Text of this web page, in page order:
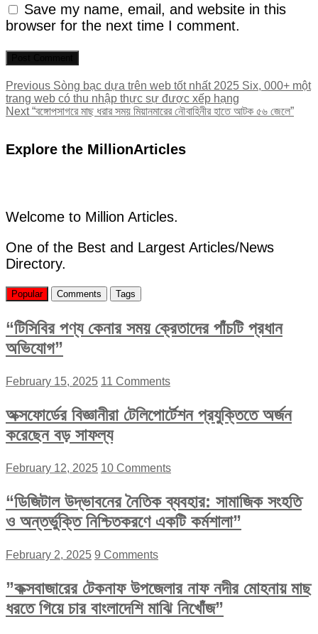
Save my name, email, and website in this
browser for the next time I comment.
Post
navigation
Previous Previous
post:
Sòng bạc dựa trên web tốt nhất 2025 Six, 000+ một
trang web có thu nhập thực sự được xếp hạng
Next Next
“বঙ্গোপসাগরে মাছ ধরার সময় মিয়ানমারের নৌবাহিনীর হাতে আটক ৫৬ জেলে”
Explore the MillionArticles
Welcome to Million Articles.
One of the Best and Largest Articles/News
Directory.
Popular Comments Tags
“টিসিবির পণ্য কেনার সময় ক্রেতাদের পাঁচটি প্রধান
অভিযোগ”
February 15, 2025 11 Comments
অক্সফোর্ডের বিজ্ঞানীরা টেলিপোর্টেশন প্রযুক্তিতে অর্জন
করেছেন বড় সাফল্য
February 12, 2025 10 Comments
“ডিজিটাল উদ্ভাবনের নৈতিক ব্যবহার: সামাজিক সংহতি
ও অন্তর্ভুক্তি নিশ্চিতকরণে একটি কর্মশালা”
February 2, 2025 9 Comments
”কক্সবাজারের টেকনাফ উপজেলার নাফ নদীর মোহনায় মাছ
ধরতে গিয়ে চার বাংলাদেশি মাঝি নিখোঁজ”